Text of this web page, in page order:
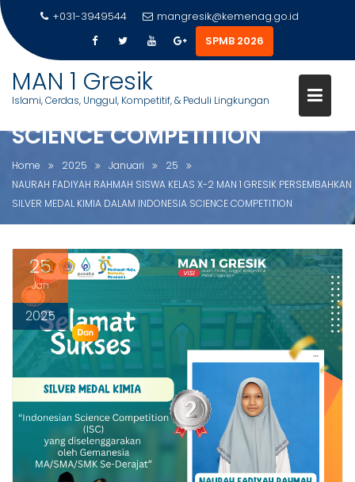
n
+031-3949544
mangresik@kemenag.go.id
SPMB 2026
MAN 1 Gresik
Islami, Cerdas, Unggul, Kompetitif, & Peduli Lingkungan
NAURAH FADIYAH RAHMAH
SISWA KELAS X-2 MAN 1 GRESIK
PERSEMBAHKAN SILVER MEDAL
KIMIA DALAM INDONESIA
SCIENCE COMPETITION
Home 2025 Januari
25
NAURAH FADIYAH RAHMAH SISWA KELAS X-2 MAN 1 GRESIK PERSEMBAHKAN
SILVER MEDAL KIMIA DALAM INDONESIA SCIENCE COMPETITION
25
Jan
2025